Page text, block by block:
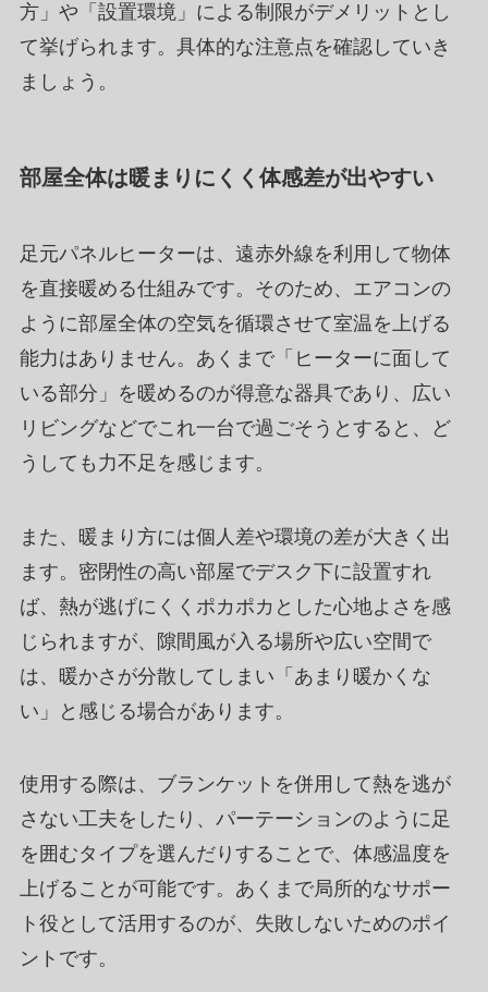
方」や「設置環境」による制限がデメリットとし
て挙げられます。具体的な注意点を確認していき
ましょう。
部屋全体は暖まりにくく体感差が出やすい
足元パネルヒーターは、遠赤外線を利用して物体
を直接暖める仕組みです。そのため、エアコンの
ように部屋全体の空気を循環させて室温を上げる
能力はありません。あくまで「ヒーターに面して
いる部分」を暖めるのが得意な器具であり、広い
リビングなどでこれ一台で過ごそうとすると、ど
うしても力不足を感じます。
また、暖まり方には個人差や環境の差が大きく出
ます。密閉性の高い部屋でデスク下に設置すれ
ば、熱が逃げにくくポカポカとした心地よさを感
じられますが、隙間風が入る場所や広い空間で
は、暖かさが分散してしまい「あまり暖かくな
い」と感じる場合があります。
使用する際は、ブランケットを併用して熱を逃が
さない工夫をしたり、パーテーションのように足
を囲むタイプを選んだりすることで、体感温度を
上げることが可能です。あくまで局所的なサポー
ト役として活用するのが、失敗しないためのポイ
ントです。